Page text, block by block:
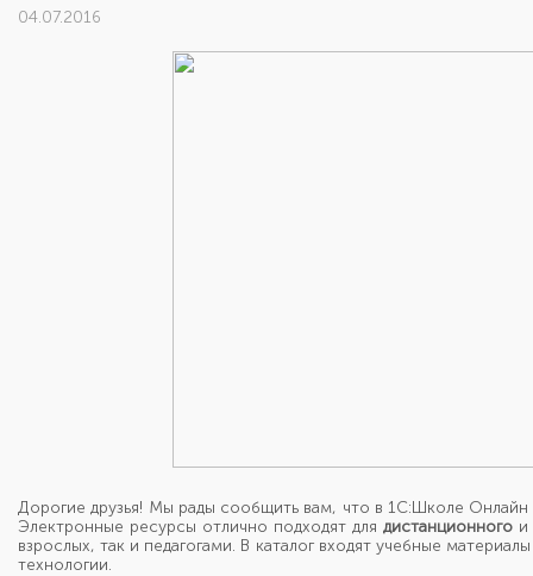
04.07.2016
Дорогие друзья! Мы рады сообщить вам, что в 1С:Школе
Электронные ресурсы отлично подходят длядистанционного
взрослых, так и педагогами. В каталог входят учебные
технологии.